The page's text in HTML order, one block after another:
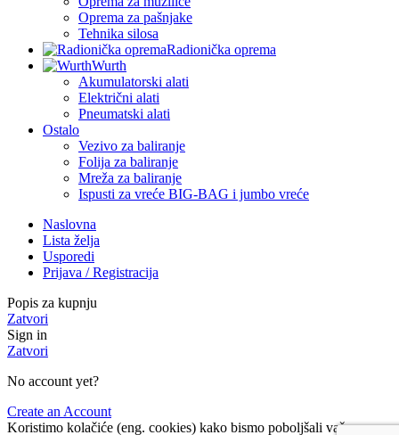
Oprema za pašnjake
Tehnika silosa
Radionička oprema
Wurth
Akumulatorski alati
Električni alati
Pneumatski alati
Ostalo
Vezivo za baliranje
Folija za baliranje
Mreža za baliranje
Ispusti za vreće BIG-BAG i jumbo vreće
Naslovna
Lista želja
Usporedi
Prijava / Registracija
Popis za kupnju
Zatvori
Sign in
Zatvori
No account yet?
Create an Account
Koristimo kolačiće (eng. cookies) kako bismo poboljšali vaše